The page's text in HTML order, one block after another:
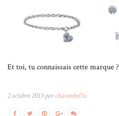
Et toi, tu connaissais cette marque ?
2 octobre 2013 parcharonbellis